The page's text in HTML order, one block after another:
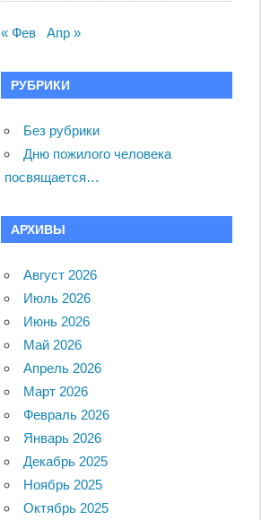
« Фев Апр »
РУБРИКИ
Без рубрики
Дню пожилого человека
посвящается…
АРХИВЫ
Август 2026
Июль 2026
Июнь 2026
Май 2026
Апрель 2026
Март 2026
Февраль 2026
Январь 2026
Декабрь 2025
Ноябрь 2025
Октябрь 2025